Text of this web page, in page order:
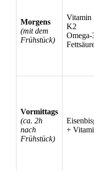
Morgens
(mit dem
Frühstück)
Vitamin
K2
Omega-
Vormittags
(ca. 2h
nach
Frühstück)
+